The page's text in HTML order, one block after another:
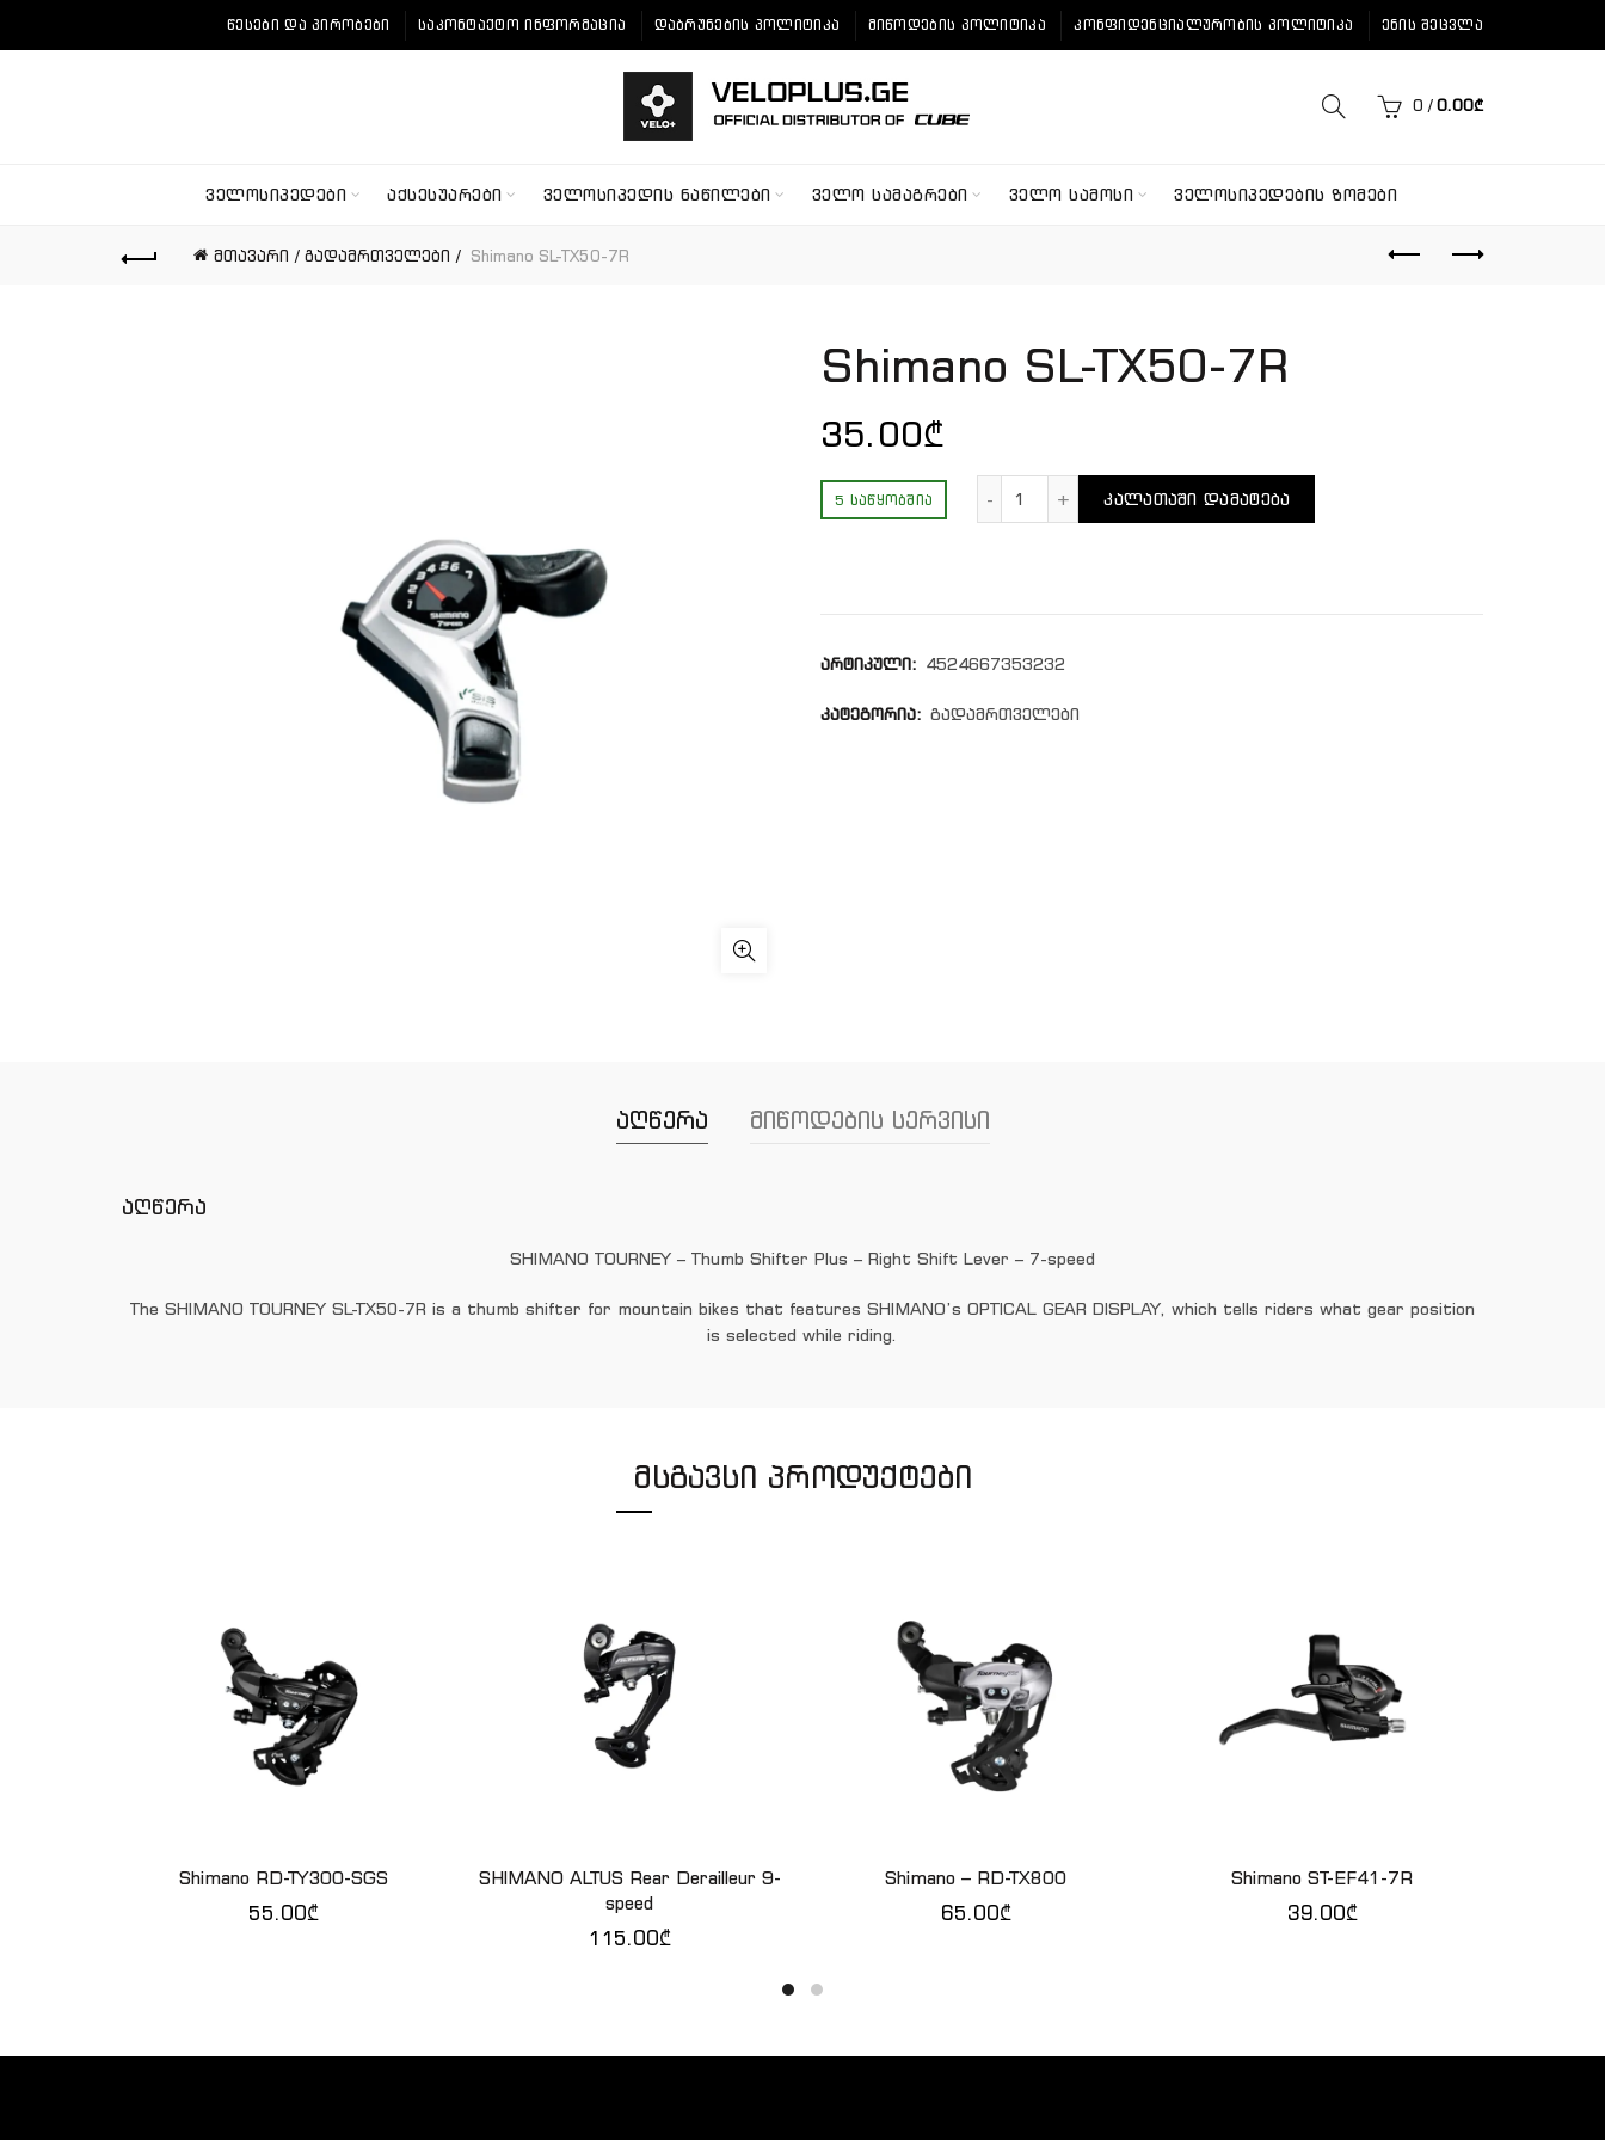
ᲬᲔᲡᲔᲑᲘ ᲓᲐ ᲞᲘᲠᲝᲑᲔᲑᲘ ᲡᲐᲙᲝᲜᲢᲐᲥᲢᲝ ᲘᲜᲤᲝᲠᲛᲐᲪᲘᲐ ᲓᲐᲑᲠᲣᲜᲔᲑᲘᲡ ᲞᲝᲚᲘᲢᲘᲙᲐ ᲛᲘᲬᲝᲓᲔᲑᲘᲡ ᲞᲝᲚᲘᲢᲘᲙᲐ ᲙᲝᲜᲤᲘᲓᲔᲜᲪᲘᲐᲚᲣᲠᲝᲑᲘᲡ ᲞᲝᲚᲘᲢᲘᲙᲐ ᲔᲜᲘᲡ ᲨᲔᲪᲕᲚᲐ
0 / 0.00₾
ᲕᲔᲚᲝᲡᲘᲞᲔᲓᲔᲑᲘ ᲐᲥᲡᲔᲡᲣᲐᲠᲔᲑᲘ ᲕᲔᲚᲝᲡᲘᲞᲔᲓᲘᲡ ᲜᲐᲬᲘᲚᲔᲑᲘ ᲕᲔᲚᲝ ᲡᲐᲛᲐᲒᲠᲔᲑᲘ ᲕᲔᲚᲝ ᲡᲐᲛᲝᲡᲘ ᲕᲔᲚᲝᲡᲘᲞᲔᲓᲔᲑᲘᲡ ᲖᲝᲛᲔᲑᲘ
მთავარი გადამრთველები Shimano SL-TX50-7R
Shimano SL-TX50-7R
35.00₾
5 ᲡᲐᲬᲧᲝᲑᲨᲘᲐ ᲙᲐᲚᲐᲗᲐᲨᲘ ᲓᲐᲛᲐᲢᲔᲑᲐ
არტიკული: 4524667353232
კატეგორია: გადამრთველები
აღწერა მიწოდების სერვისი
აღწერა
SHIMANO TOURNEY – Thumb Shifter Plus – Right Shift Lever – 7-speed
The SHIMANO TOURNEY SL-TX50-7R is a thumb shifter for mountain bikes that features SHIMANO’s OPTICAL GEAR DISPLAY, which tells riders what gear position
is selected while riding.
ᲛᲡᲒᲐᲕᲡᲘ ᲞᲠᲝᲓᲣᲥᲢᲔᲑᲘ
ᲙᲐᲚᲐᲗᲐᲨᲘ ᲓᲐᲛᲐᲢᲔᲑᲐ
Shimano RD-TY300-SGS
55.00₾
ᲙᲐᲚᲐᲗᲐᲨᲘ ᲓᲐᲛᲐᲢᲔᲑᲐ
SHIMANO ALTUS Rear Derailleur 9-
speed
115.00₾
ᲙᲐᲚᲐᲗᲐᲨᲘ ᲓᲐᲛᲐᲢᲔᲑᲐ
Shimano – RD-TX800
65.00₾
ᲙᲐᲚᲐᲗᲐᲨᲘ ᲓᲐᲛᲐᲢᲔᲑᲐ
Shimano ST-EF41-7R
39.00₾